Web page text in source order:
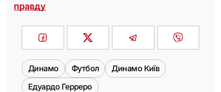
правду
Динамо Футбол
Динамо Київ
Едуардо Герреро